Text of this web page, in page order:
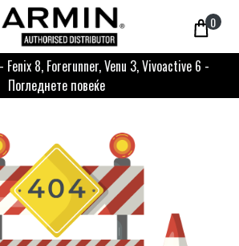
0
8, Forerunner, Venu 3, Vivoactive 6 -
Погледнете повеќе